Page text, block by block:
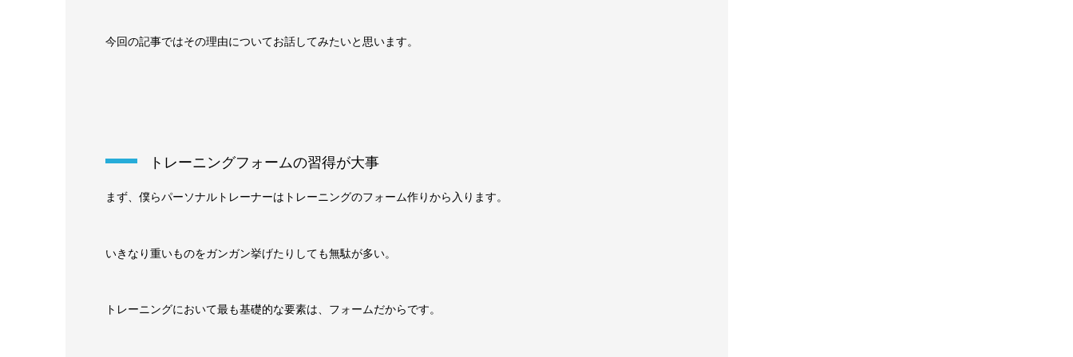
今回の記事ではその理由についてお話してみたいと思います。
トレーニングフォームの習得が大事
まず、僕らパーソナルトレーナーはトレーニングのフォーム作りから入ります。
いきなり重いものをガンガン挙げたりしても無駄が多い。
トレーニングにおいて最も基礎的な要素は、フォームだからです。